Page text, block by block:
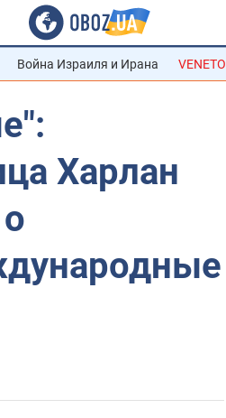
Война Израиля и Ирана VENETO
Харлан